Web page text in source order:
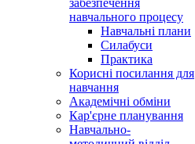
забезпечення
навчального процесу
Навчальні плани
Силабуси
Практика
Корисні посилання для
навчання
Академічні обміни
Кар'єрне планування
Навчально-